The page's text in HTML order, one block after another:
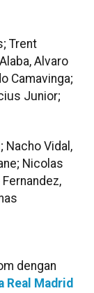
Trent
Alvaro
Camavinga;
Junior;
Nacho Vidal,
Nicolas
dengan
Real Madrid